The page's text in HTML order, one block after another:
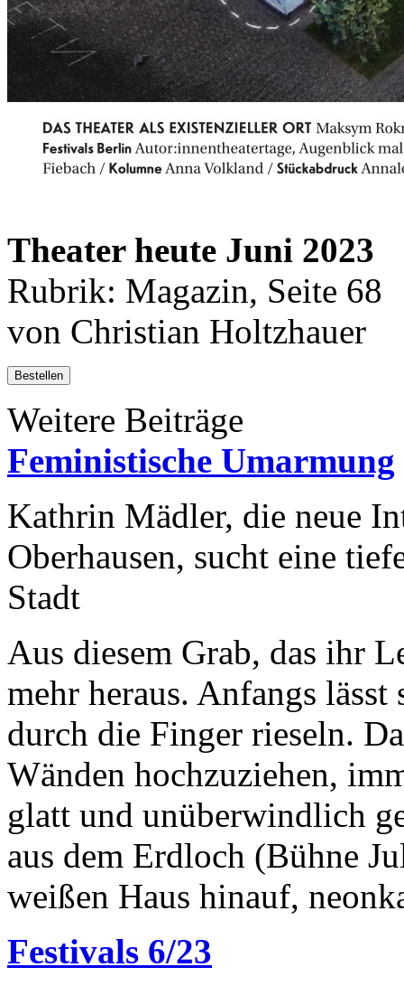
Theater heute Juni 2023
Rubrik: Magazin, Seite 68
von Christian Holtzhauer
Bestellen
Weitere Beiträge
Feministische Umarmung
Kathrin Mädler, die neue
Oberhausen, sucht eine
Stadt
Aus diesem Grab, das ihr
mehr heraus. Anfangs
durch die Finger rieseln.
Wänden hochzuziehen,
glatt und unüberwindlich
aus dem Erdloch (Bühne
weißen Haus hinauf,
Festivals 6/23